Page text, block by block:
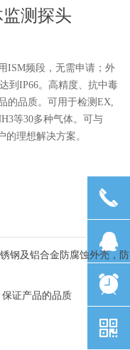
钢及铝合金防腐蚀外壳，防
证产品的品质
监测探头
ISM频段，无需申请；外
到IP66。高精度、抗中毒
的品质。可用于检测EX,
等30多种气体。可与
的理想解决方案。
끅
뀩
뀥
낃
끅
뀩
뀥
낃